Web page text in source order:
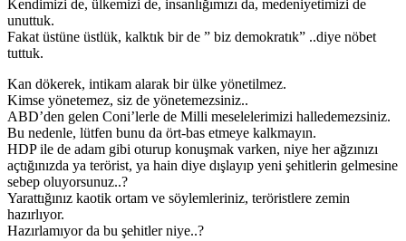
Kendimizi de, ülkemizi de, insanlığımızı da, medeniyetimizi de
unuttuk.
Fakat üstüne üstlük, kalktık bir de ” biz demokratık” ..diye nöbet
tuttuk.
Kan dökerek, intikam alarak bir ülke yönetilmez.
Kimse yönetemez, siz de yönetemezsiniz..
ABD’den gelen Coni’lerle de Milli meselelerimizi halledemezsiniz.
Bu nedenle, lütfen bunu da ört-bas etmeye kalkmayın.
HDP ile de adam gibi oturup konuşmak varken, niye her ağzınızı
açtığınızda ya terörist, ya hain diye dışlayıp yeni şehitlerin gelmesine
sebep oluyorsunuz..?
Yarattığınız kaotik ortam ve söylemleriniz, teröristlere zemin
hazırlıyor.
Hazırlamıyor da bu şehitler niye..?